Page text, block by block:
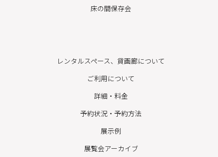
床の間保存会
レンタルスペース、貸画廊について
ご利用について
詳細・料金
予約状況・予約方法
展示例
展覧会アーカイブ